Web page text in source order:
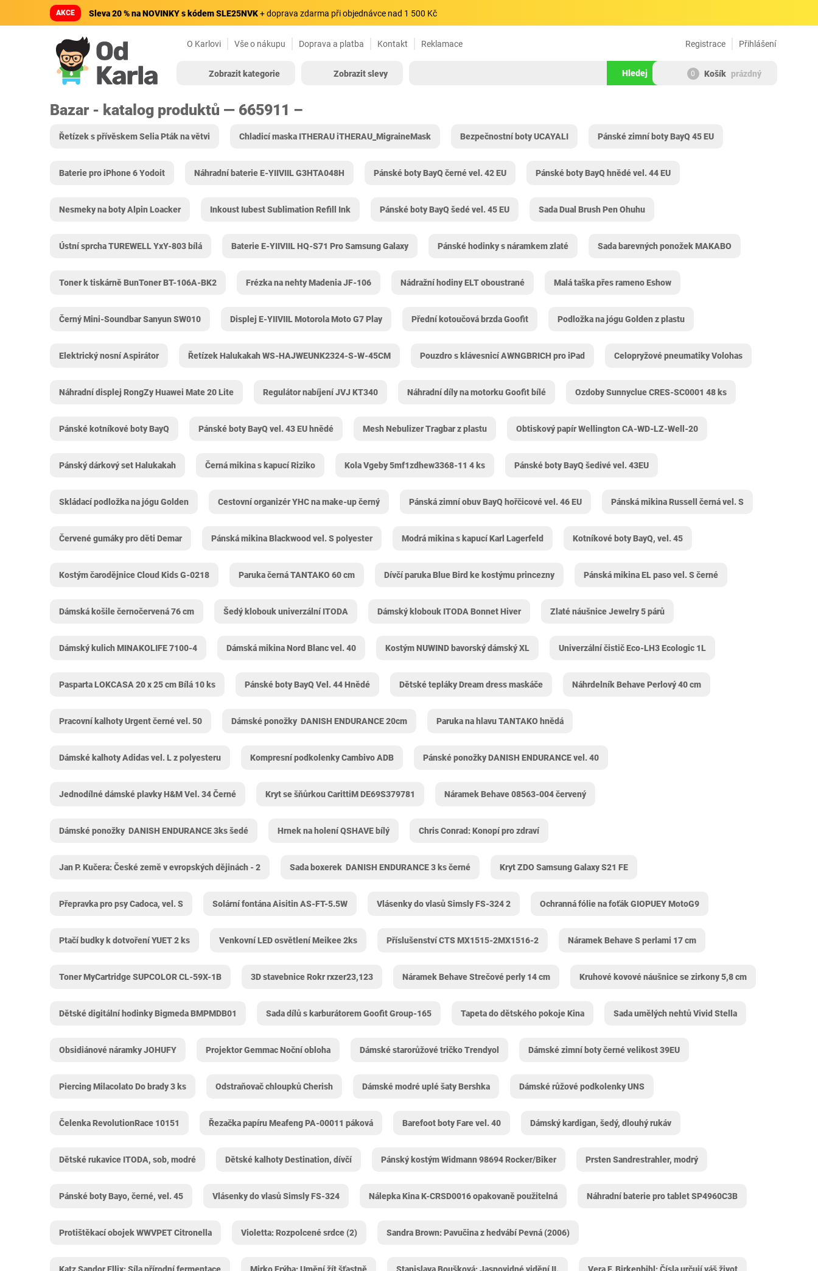
AKCE Sleva 20 % na NOVINKY s kódem SLE25NVK+ doprava zdarma při objednávce nad 1 500 Kč
O Karlovi Vše o nákupu Doprava a platba Kontakt Reklamace Přihlášení
Registrace
Zobrazit kategorie Zobrazit slevy Hledej 0 Košík prázdný
Bazar - katalog produktů — 665911 –
Řetízek s přívěskem Selia Pták na větvi Chladicí maska ITHERAU iTHERAU_MigraineMask Bezpečnostní boty UCAYALI Pánské zimní boty BayQ 45 EU
Baterie pro iPhone 6 Yodoit Náhradní baterie E-YIIVIIL G3HTA048H Pánské boty BayQ černé vel. 42 EU Pánské boty BayQ hnědé vel. 44 EU
Nesmeky na boty Alpin Loacker Inkoust Iubest Sublimation Refill Ink Pánské boty BayQ šedé vel. 45 EU Sada Dual Brush Pen Ohuhu
Ústní sprcha TUREWELL YxY-803 bílá Baterie E-YIIVIIL HQ-S71 Pro Samsung Galaxy Pánské hodinky s náramkem zlaté Sada barevných ponožek MAKABO
Toner k tiskárně BunToner ‎BT-106A-BK2 Frézka na nehty Madenia ‎JF-106 Nádražní hodiny ELT oboustrané Malá taška přes rameno Eshow
Černý Mini-Soundbar Sanyun SW010 Displej E-YIIVIIL Motorola Moto G7 Play Přední kotoučová brzda Goofit Podložka na jógu Golden z plastu
Elektrický nosní Aspirátor Řetízek Halukakah WS-HAJWEUNK2324-S-W-45CM Pouzdro s klávesnicí AWNGBRICH pro iPad Celopryžové pneumatiky Volohas
Náhradní displej RongZy Huawei Mate 20 Lite Regulátor nabíjení JVJ KT340 Náhradní díly na motorku Goofit bílé Ozdoby Sunnyclue CRES-SC0001 48 ks
Pánské kotníkové boty BayQ Pánské boty BayQ vel. 43 EU hnědé Mesh Nebulizer Tragbar z plastu Obtiskový papír Wellington CA-WD-LZ-Well-20
Pánský dárkový set Halukakah Černá mikina s kapucí Riziko Kola Vgeby 5mf1zdhew3368-11 4 ks Pánské boty BayQ šedivé vel. 43EU
Skládací podložka na jógu Golden Cestovní organizér YHC na make-up černý Pánská zimní obuv BayQ hořčicové vel. 46 EU Pánská mikina Russell černá vel. S
Červené gumáky pro děti Demar Pánská mikina Blackwood vel. S polyester Modrá mikina s kapucí Karl Lagerfeld Kotníkové boty BayQ, vel. 45
Kostým čarodějnice Cloud Kids ‎G-0218 Paruka černá TANTAKO 60 cm Dívčí paruka Blue Bird ke kostýmu princezny Pánská mikina EL paso vel. S černé
Dámská košile černočervená 76 cm Šedý klobouk univerzální ITODA Dámský klobouk ITODA ‎Bonnet Hiver Zlaté náušnice Jewelry 5 párů
Dámský kulich MINAKOLIFE 7100-4 Dámská mikina Nord Blanc vel. 40 Kostým NUWIND bavorský dámský XL Univerzální čistič Eco-LH3 Ecologic 1L
Pasparta LOKCASA 20 x 25 cm Bílá 10 ks Pánské boty BayQ Vel. 44 Hnědé Dětské tepláky Dream dress maskáče Náhrdelník Behave Perlový 40 cm
Pracovní kalhoty Urgent černé vel. 50 Dámské ponožky ‎ DANISH ENDURANCE 20cm Paruka na hlavu TANTAKO hnědá
Dámské kalhoty Adidas vel. L z polyesteru Kompresní podkolenky Cambivo ADB Pánské ponožky ‎DANISH ENDURANCE vel. 40
Jednodílné dámské plavky H&M Vel. 34 Černé Kryt se šňůrkou CarittiM DE69S379781 Náramek Behave 08563-004 červený
Dámské ponožky ‎ DANISH ENDURANCE 3ks šedé Hrnek na holení QSHAVE bílý Chris Conrad: Konopí pro zdraví
Jan P. Kučera: České země v evropských dějinách - 2 Sada boxerek ‎ DANISH ENDURANCE 3 ks černé Kryt ZDO Samsung Galaxy S21 FE
Přepravka pro psy Cadoca, vel. S Solární fontána Aisitin ‎AS-FT-5.5W Vlásenky do vlasů Simsly ‎FS-324 2 Ochranná fólie na foťák GIOPUEY MotoG9
Ptačí budky k dotvoření YUET 2 ks Venkovní LED osvětlení Meikee 2ks Příslušenství CTS ‎MX1515-2MX1516-2 Náramek Behave S perlami 17 cm
Toner MyCartridge SUPCOLOR CL-59X-1B 3D stavebnice Rokr ‎rxzer23,123 Náramek Behave Strečové perly 14 cm Kruhové kovové náušnice se zirkony 5,8 cm
Dětské digitální hodinky Bigmeda BMPMDB01 Sada dílů s karburátorem Goofit ‎Group-165 Tapeta do dětského pokoje Kina Sada umělých nehtů Vivid Stella
Obsidiánové náramky JOHUFY Projektor Gemmac Noční obloha Dámské starorůžové tričko Trendyol Dámské zimní boty černé velikost 39EU
Piercing Milacolato Do brady 3 ks Odstraňovač chloupků Cherish Dámské modré uplé šaty Bershka Dámské růžové podkolenky UNS
Čelenka RevolutionRace 10151 Řezačka papíru Meafeng ‎PA-00011 páková Barefoot boty Fare vel. 40 Dámský kardigan, šedý, dlouhý rukáv
Dětské rukavice ITODA, sob, modré Dětské kalhoty Destination, dívčí Pánský kostým Widmann ‎98694 Rocker/Biker Prsten Sandrestrahler, modrý
Pánské boty Bayo, černé, vel. 45 Vlásenky do vlasů Simsly ‎FS-324 Nálepka Kina K-CRSD0016 opakovaně použitelná Náhradní baterie pro tablet SP4960C3B
Protištěkací obojek WWVPET Citronella Violetta: Rozpolcené srdce (2) Sandra Brown: Pavučina z hedvábí Pevná (2006)